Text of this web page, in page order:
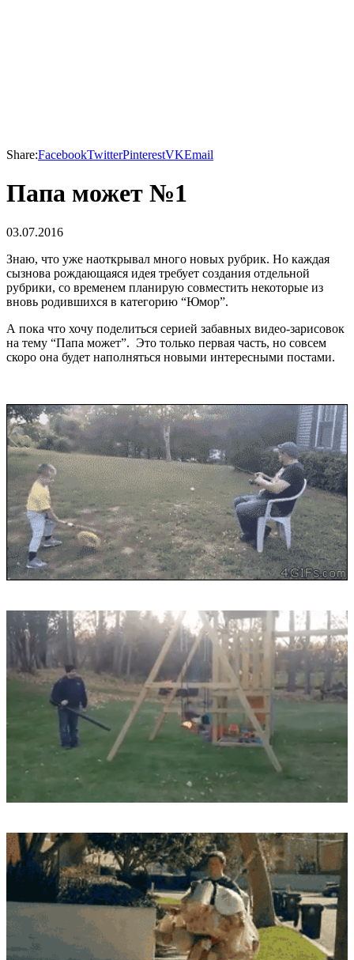
Share:FacebookTwitterPinterestVKEmail
Папа может №1
03.07.2016
Знаю, что уже наоткрывал много новых рубрик. Но каждая
сызнова рождающаяся идея требует создания отдельной
рубрики, со временем планирую совместить некоторые из
вновь родившихся в категорию “Юмор”.
А пока что хочу поделиться серией забавных видео-зарисовок
на тему “Папа может”. Это только первая часть, но совсем
скоро она будет наполняться новыми интересными постами.